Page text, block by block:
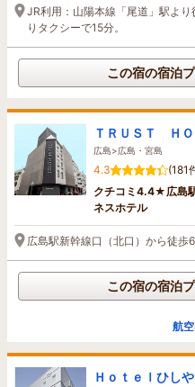
JR利用：山陽本線「尾道」駅よ
りタクシーで15分。
この宿の宿泊
ＴＲＵＳＴ ＨＯ
広島>広島・宮島
4.3
(181
クチコミ4.4★広島
ネスホテル
広島駅新幹線口（北口）から徒歩
この宿の宿泊
航
Ｈｏｔｅｌひしや